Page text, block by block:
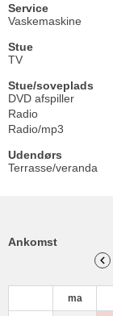
Service
Vaskemaskine
Stue
TV
Stue/soveplads
DVD afspiller
Radio
Radio/mp3
Udendørs
Terrasse/veranda
Ankomst
ma